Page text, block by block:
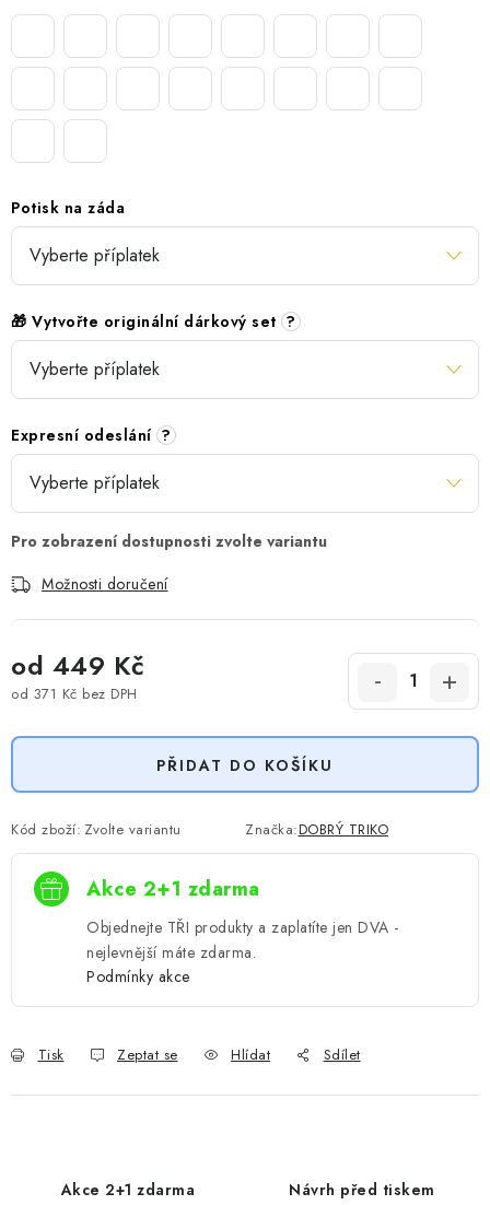
Potisk na záda
🎁 Vytvořte originální dárkový set ?
Expresní odeslání ?
Možnosti doručení
od 449 Kč
od 371 Kč bez DPH
PŘIDAT DO KOŠÍKU
Kód zboží: Zvolte variantu Značka:DOBRÝ TRIKO
Akce 2+1 zdarma
Objednejte TŘI produkty a zaplatíte jen DVA -
nejlevnější máte zdarma.
Podmínky akce
Tisk Zeptat se Hlídat Sdílet
Akce 2+1 zdarma Návrh před tiskem